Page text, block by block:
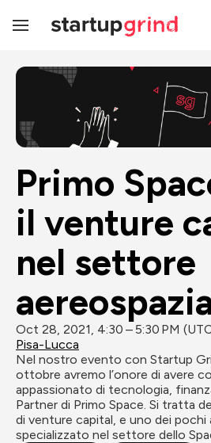
Toggle
Primo
il venture
nel settore
Oct 28, 2021, 4:30 – 5:30 PM
Pisa-Lucca
Nel nostro evento con Startup
ottobre avremo l’onore di avere
appassionato di tecnologia,
Partner di Primo Space. Si tratta
di venture capital, e uno dei pochi
specializzato nel settore dello